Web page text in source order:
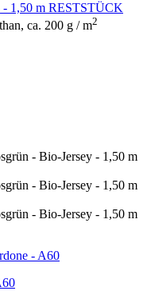
- 1,50 m RESTSTÜCK
ca. 200 g / m2